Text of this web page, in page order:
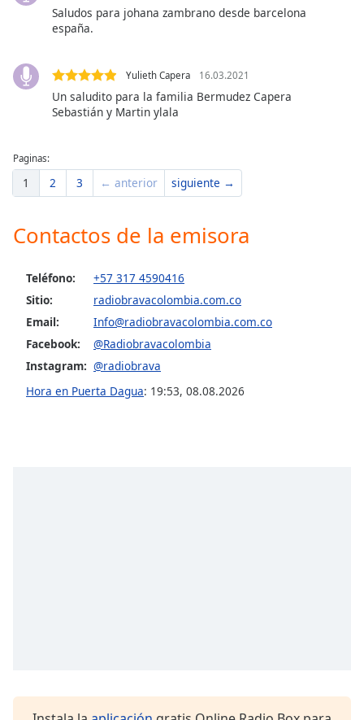
Saludos para johana zambrano desde barcelona
españa.
Yulieth Capera 16.03.2021
Un saludito para la familia Bermudez Capera
Sebastián y Martin ylala
Paginas:
1 2 3 ← anterior siguiente →
Contactos de la emisora
Teléfono:
+57 317 4590416
Sitio:
radiobravacolombia.com.co
Email:
Info@radiobravacolombia.com.co
Facebook:
@Radiobravacolombia
Instagram: @radiobrava
Hora en Puerta Dagua: 19:53, 08.08.2026